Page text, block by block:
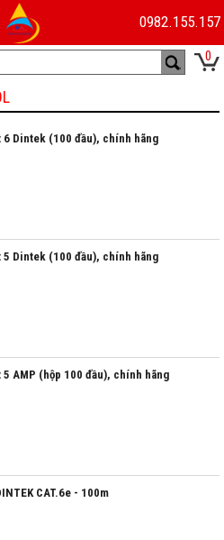
0982.155.157
0
6 Dintek (100 đầu), chính hãng
5 Dintek (100 đầu), chính hãng
5 AMP (hộp 100 đầu), chính hãng
CAT.6e - 100m